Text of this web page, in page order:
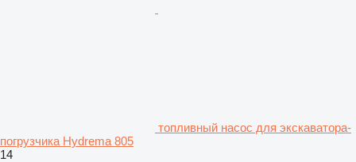
топливный насос для экскаватора-
погрузчика Hydrema 805
14